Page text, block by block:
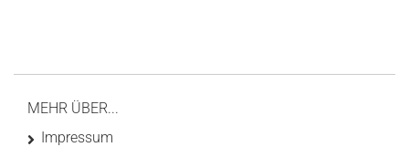
MEHR ÜBER...
Impressum